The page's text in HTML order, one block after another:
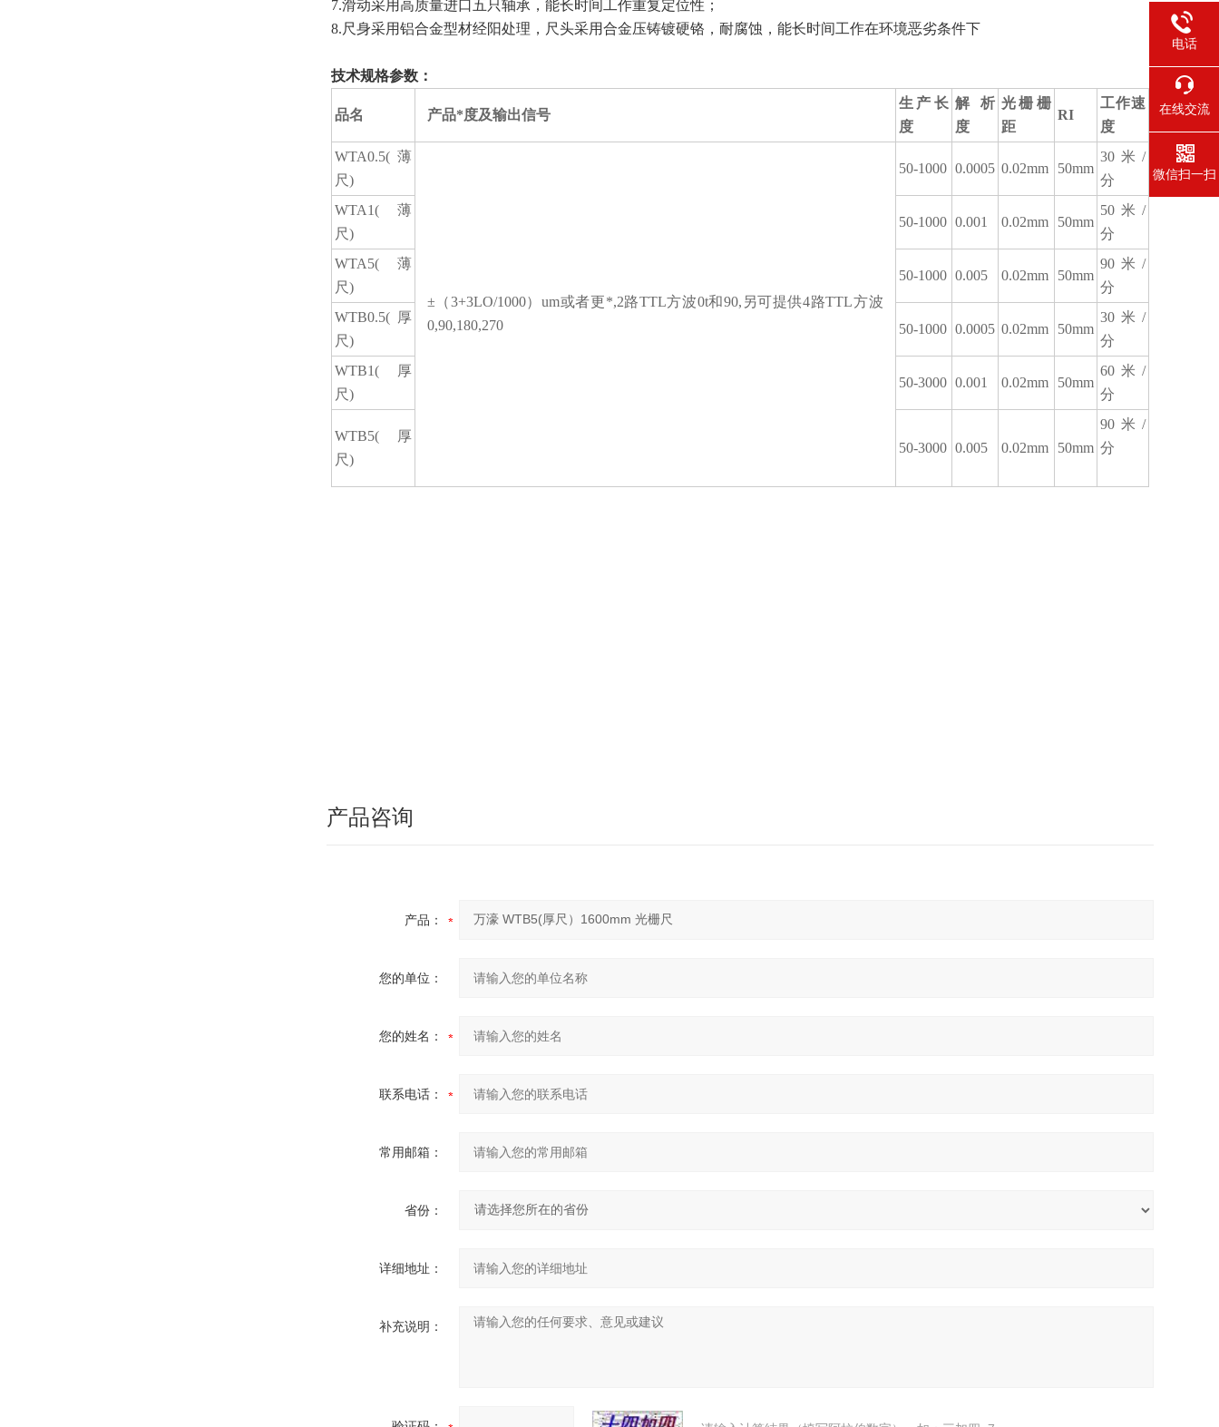
7.滑动采用高质量进口五只轴承，能长时间工作重复定位性；
8.尺身采用铝合金型材经阳处理，尺头采用合金压铸镀硬铬，耐腐蚀，能长时间工作在环境恶劣条件下
技术规格参数：
品名 产品*度及输出信号
生产长
度
解析
度
光栅栅
距
RI
工作速
度
WTA0.5(薄
尺)
±（3+3LO/1000）um或者更*,2路TTL方波0t和90,另可提供4路TTL方波
0,90,180,270
50-1000 0.0005 0.02mm 50mm
30米/
分
WTA1(薄
尺)
50-1000 0.001 0.02mm 50mm
50米/
分
WTA5(薄
尺)
50-1000 0.005 0.02mm 50mm
90米/
分
WTB0.5(厚
尺)
50-1000 0.0005 0.02mm 50mm
30米/
分
WTB1(厚
尺)
50-3000 0.001 0.02mm 50mm
60米/
分
WTB5(厚
尺)
50-3000 0.005 0.02mm 50mm
90米/
分
产品咨询
产品：
您的单位：
您的姓名：
联系电话：
常用邮箱：
省份：
详细地址：
补充说明：
电话
在线交流
微信扫一扫